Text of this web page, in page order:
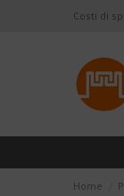
Costi di
Home